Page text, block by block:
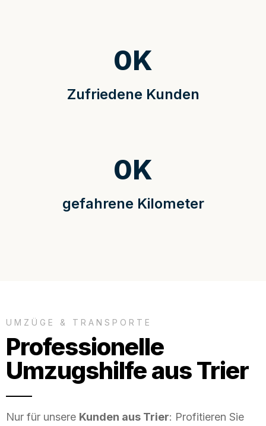
Zufriedene Kunden
0K
gefahrene Kilometer
0K
UMZÜGE & TRANSPORTE
Professionelle
Umzugshilfe aus Trier
Nur für unsere Kunden aus Trier: Profitieren Sie